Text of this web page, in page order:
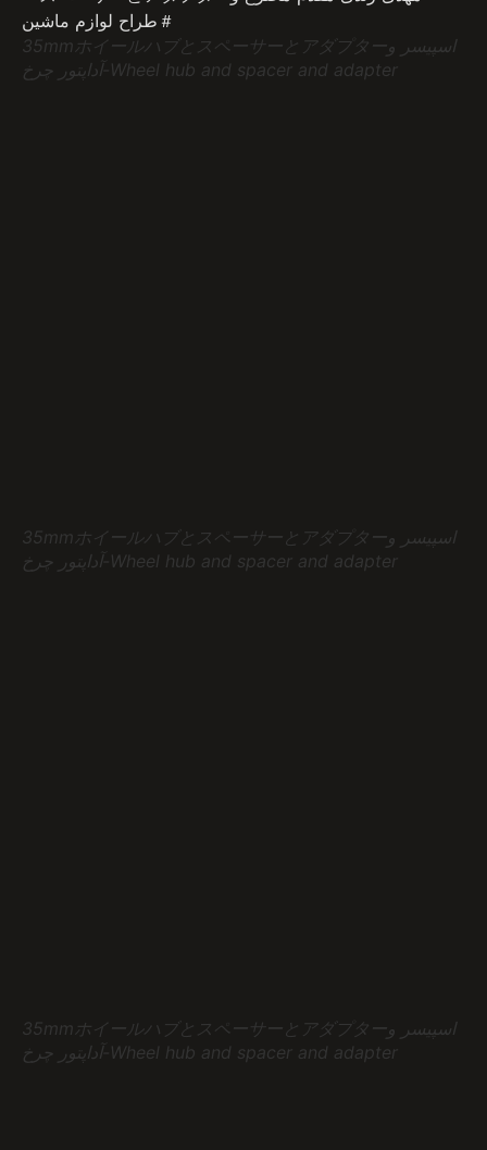
35mmホイールハブとスペーサーとアダプターاسپیسر و
آداپتور چرخ-Wheel hub and spacer and adapter
35mmホイールハブとスペーサーとアダプターاسپیسر و
آداپتور چرخ-Wheel hub and spacer and adapter
35mmホイールハブとスペーサーとアダプターاسپیسر و
آداپتور چرخ-Wheel hub and spacer and adapter